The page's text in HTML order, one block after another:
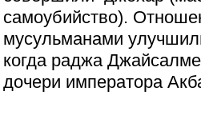
самоубийство).
мусульманами
когда раджа
дочери императора